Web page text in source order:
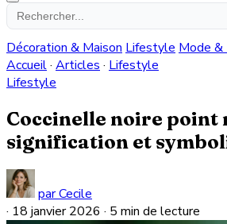
Décoration & Maison Lifestyle Mode &
Accueil· Articles · Lifestyle
Lifestyle
Coccinelle noire point
signification et
par Cecile
· 18 janvier 2026 · 5 min de lecture